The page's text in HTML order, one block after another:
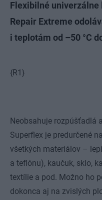
Flexibilné
Repair Extreme
i teplotám od –50 °C
{R1}
Neobsahuje rozpúšťadlá
Superflex je predurčené
všetkých materiálov –
a teflónu), kaučuk, sklo,
textílie a pod. Možno ho
dokonca aj na zvislých